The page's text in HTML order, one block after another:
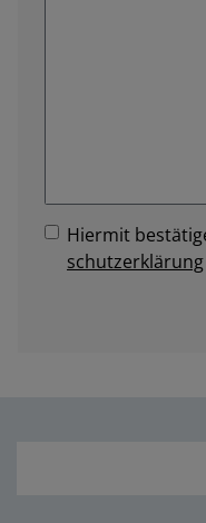
Hiermit
schutz­erklärung